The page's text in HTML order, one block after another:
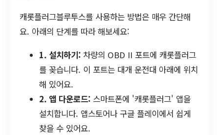
캐롯플러그블루투스를 사용하는 방법은 매우 간단해
요. 아래의 단계를 따라 해보세요:
1. 설치하기: 차량의 OBD II 포트에 캐롯플러그
를 꽂습니다. 이 포트는 대개 운전대 아래에 위치
해 있어요.
2. 앱 다운로드: 스마트폰에 '캐롯플러그' 앱을
설치합니다. 앱스토어나 구글 플레이에서 쉽게
찾을 수 있어요.